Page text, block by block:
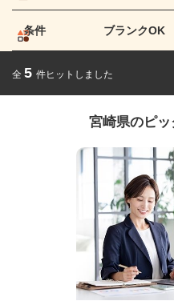
条件 ブランクOK
全 5 件ヒットしました
宮崎県のピ